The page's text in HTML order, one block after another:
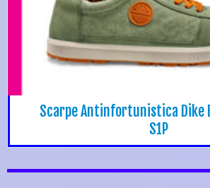
Scarpe Antinfortunistica Dike
S1P